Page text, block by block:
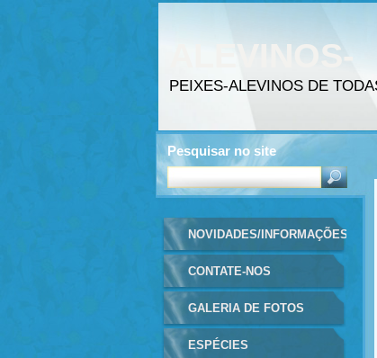
ALEVINOS-
INTENSIVA)
PEIXES-ALEVINOS DE
NOVIDADES/INFORMAÇÕES
CONTATE-NOS
GALERIA DE FOTOS
ESPÉCIES
Pesquisar no site